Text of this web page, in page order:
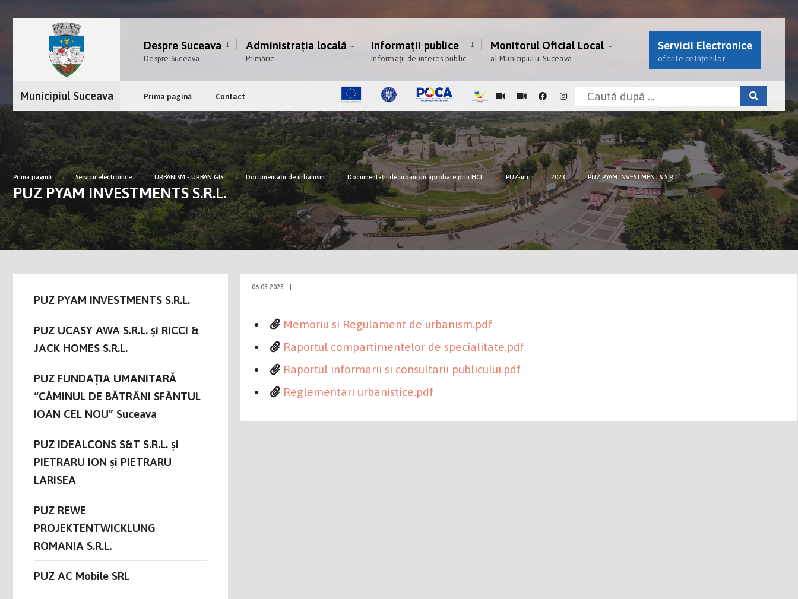
Despre Suceava
Despre Suceava
Administrația locală
Primărie
Informații publice
Informații de interes public
Monitorul Oficial Local
al Municipiului Suceava
Servicii Electronice
oferite cetățenilor
Municipiul Suceava Prima pagină Contact
Prima pagină Servicii electronice URBANISM - URBAN GIS Documentații de urbanism Documentații de urbanism aprobate prin HCL PUZ-uri 2023 PUZ PYAM INVESTMENTS S.R.L.
PUZ PYAM INVESTMENTS S.R.L.
06.03.2023
Memoriu si Regulament de urbanism.pdf
Raportul compartimentelor de specialitate.pdf
Raportul informarii si consultarii publicului.pdf
Reglementari urbanistice.pdf
PUZ PYAM INVESTMENTS S.R.L.
PUZ UCASY AWA S.R.L. și RICCI &
JACK HOMES S.R.L.
PUZ FUNDAȚIA UMANITARĂ
“CĂMINUL DE BĂTRÂNI SFÂNTUL
IOAN CEL NOU” Suceava
PUZ IDEALCONS S&T S.R.L. și
PIETRARU ION și PIETRARU
LARISEA
PUZ REWE
PROJEKTENTWICKLUNG
ROMANIA S.R.L.
PUZ AC Mobile SRL